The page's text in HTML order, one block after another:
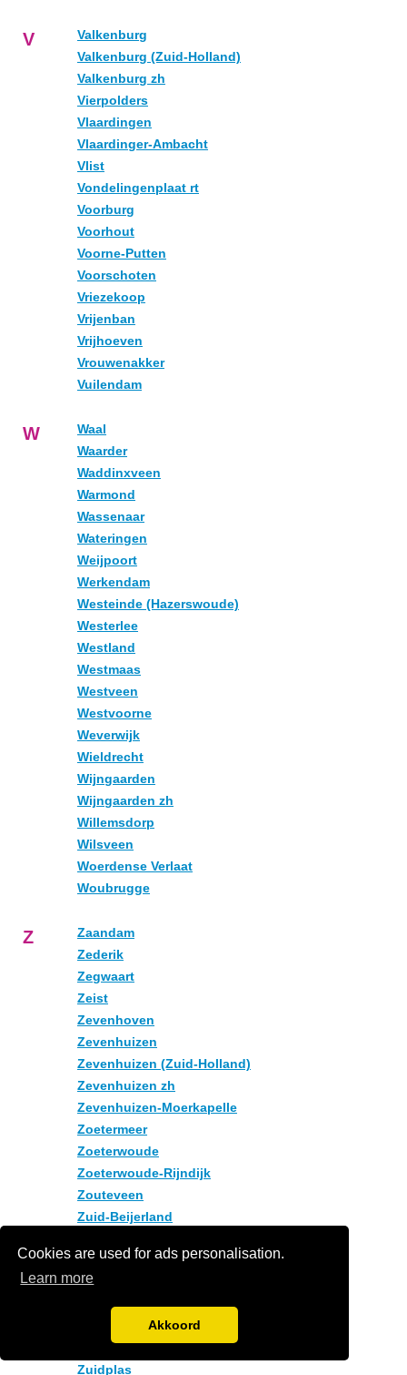
Cookies are used for ads personalisation.
Learn more
Akkoord
V
Valkenburg
Valkenburg (Zuid-Holland)
Valkenburg zh
Vierpolders
Vlaardingen
Vlaardinger-Ambacht
Vlist
Vondelingenplaat rt
Voorburg
Voorhout
Voorne-Putten
Voorschoten
Vriezekoop
Vrijenban
Vrijhoeven
Vrouwenakker
Vuilendam
W
Waal
Waarder
Waddinxveen
Warmond
Wassenaar
Wateringen
Weijpoort
Werkendam
Westeinde (Hazerswoude)
Westerlee
Westland
Westmaas
Westveen
Westvoorne
Weverwijk
Wieldrecht
Wijngaarden
Wijngaarden zh
Willemsdorp
Wilsveen
Woerdense Verlaat
Woubrugge
Z
Zaandam
Zederik
Zegwaart
Zeist
Zevenhoven
Zevenhuizen
Zevenhuizen (Zuid-Holland)
Zevenhuizen zh
Zevenhuizen-Moerkapelle
Zoetermeer
Zoeterwoude
Zoeterwoude-Rijndijk
Zouteveen
Zuid-Beijerland
Zuid-Holland Zuid
Zuid-Hollandse Eilanden
Zuid-beijerland
Zuidplas